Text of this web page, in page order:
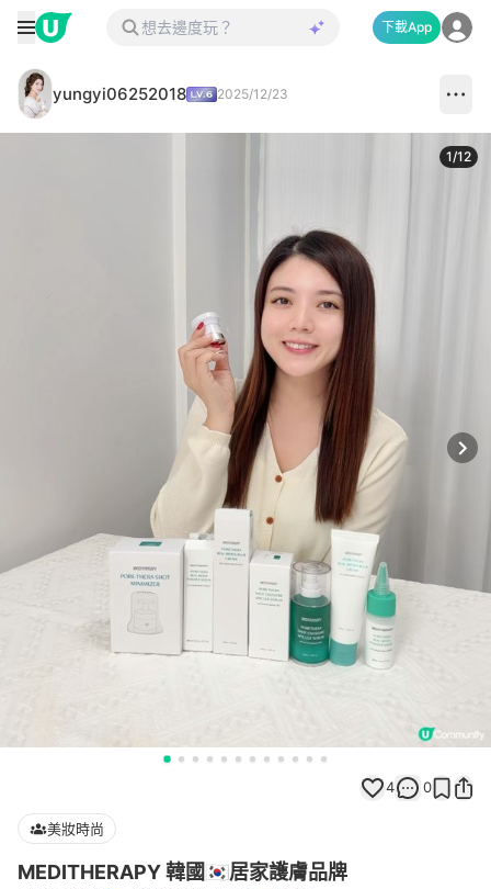
下載App
yungyi06252018 2025/12/23
1/12
4 0
美妝時尚
MEDITHERAPY 韓國🇰🇷居家護膚品牌